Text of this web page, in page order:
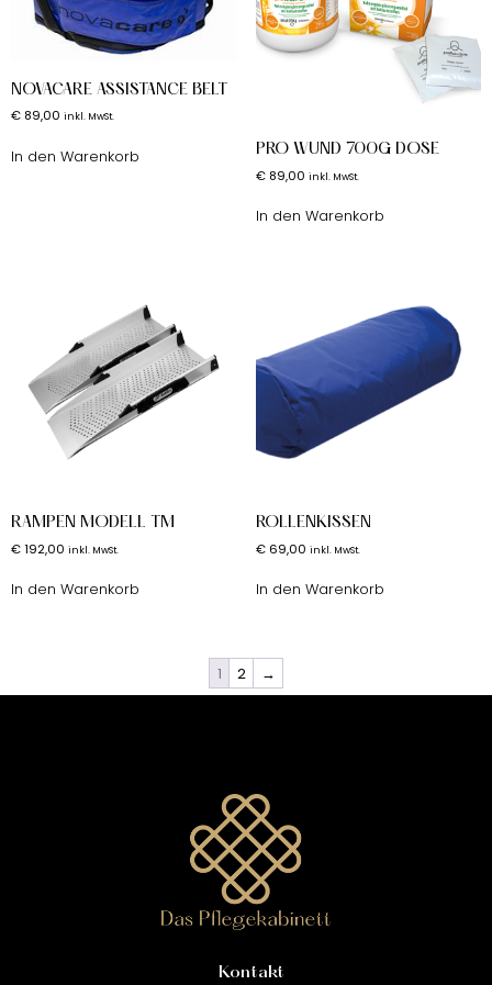
NOVACARE ASSISTANCE BELT
€ 89,00 inkl. MwSt.
In den Warenkorb PRO WUND 700G DOSE
€89,00 inkl. MwSt.
In den Warenkorb
RAMPEN MODELL TM
€192,00 inkl. MwSt.
In den Warenkorb
ROLLENKISSEN
€69,00 inkl. MwSt.
In den Warenkorb
1 2 →
Kontakt